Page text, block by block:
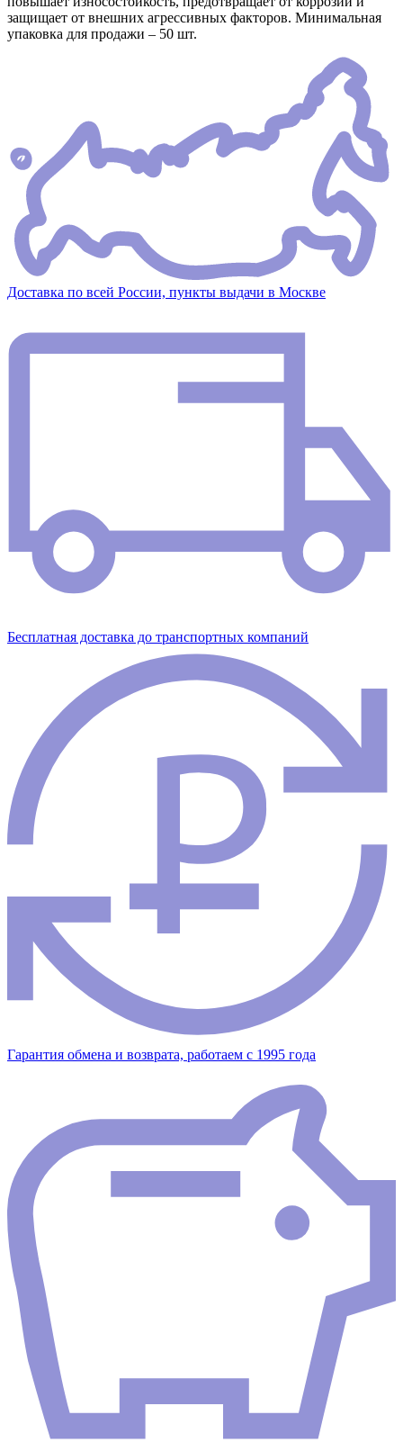
защищает от внешних агрессивных факторов. Минимальная
упаковка для продажи – 50 шт.
Доставка по всей России, пункты выдачи в Москве
Бесплатная доставка до транспортных компаний
Гарантия обмена и возврата, работаем с 1995 года